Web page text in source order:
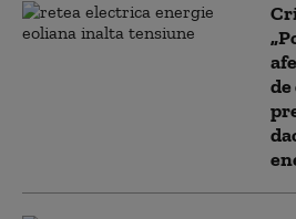
de